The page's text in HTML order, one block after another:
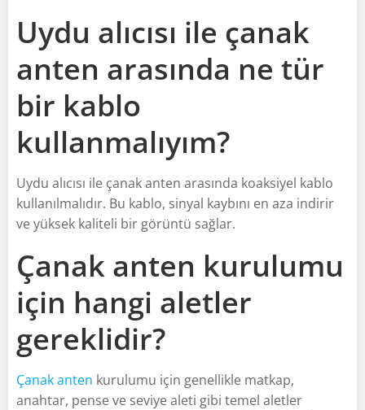
Uydu alıcısı ile çanak
anten arasında ne tür
bir kablo
kullanmalıyım?
Uydu alıcısı ile çanak anten arasında koaksiyel kablo
kullanılmalıdır. Bu kablo, sinyal kaybını en aza indirir
ve yüksek kaliteli bir görüntü sağlar.
Çanak anten kurulumu
için hangi aletler
gereklidir?
Çanak anten kurulumu için genellikle matkap,
anahtar, pense ve seviye aleti gibi temel aletler